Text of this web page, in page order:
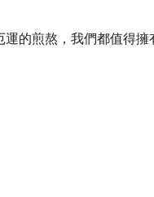
的煎熬，我們都值得擁